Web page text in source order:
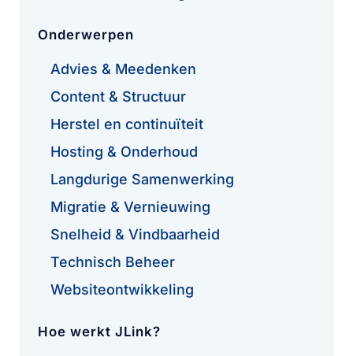
Onderwerpen
Advies & Meedenken
Content & Structuur
Herstel en continuïteit
Hosting & Onderhoud
Langdurige Samenwerking
Migratie & Vernieuwing
Snelheid & Vindbaarheid
Technisch Beheer
Websiteontwikkeling
Hoe werkt JLink?